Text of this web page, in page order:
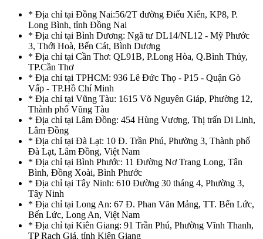
* Địa chỉ tại Đồng Nai:56/2T đường Điểu Xiển, KP8, P.
Long Bình, tỉnh Đồng Nai
* Địa chỉ tại Bình Dương: Ngã tư DL14/NL12 - Mỹ Phước
3, Thới Hoà, Bến Cát, Bình Dương
* Địa chỉ tại Cần Thơ: QL91B, P.Long Hòa, Q.Bình Thủy,
TP.Cần Thơ
* Địa chỉ tại TPHCM: 936 Lê Đức Thọ - P15 - Quận Gò
Vấp - TP.Hồ Chí Minh
* Địa chỉ tại Vũng Tàu: 1615 Võ Nguyên Giáp, Phường 12,
Thành phố Vũng Tàu
* Địa chỉ tại Lâm Đồng: 454 Hùng Vương, Thị trấn Di Linh,
Lâm Đồng
* Địa chỉ tại Đà Lạt: 10 Đ. Trần Phú, Phường 3, Thành phố
Đà Lạt, Lâm Đồng, Việt Nam
* Địa chỉ tại Bình Phước: 11 Đường Nơ Trang Long, Tân
Bình, Đồng Xoài, Bình Phước
* Địa chỉ tại Tây Ninh: 610 Đường 30 tháng 4, Phường 3,
Tây Ninh
* Địa chỉ tại Long An: 67 Đ. Phan Văn Mảng, TT. Bến Lức,
Bến Lức, Long An, Việt Nam
* Địa chỉ tại Kiên Giang: 91 Trần Phú, Phường Vĩnh Thanh,
TP Rạch Giá, tỉnh Kiên Giang